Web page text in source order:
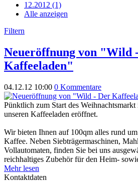
12.2012 (1)
Alle anzeigen
Filtern
Neueröffnung von "Wild
Kaffeeladen"
04.12.12 10:00 0 Kommentare
Pünktlich zum Start des
unseren Kaffeeladen eröffnet.
Wir bieten Ihnen auf 100qm alles rund
Kaffee. Neben Siebträgermaschinen,
Vollautomaten, finden Sie bei uns
reichhaltiges Zubehör für den Heim-
Mehr lesen
Kontaktdaten